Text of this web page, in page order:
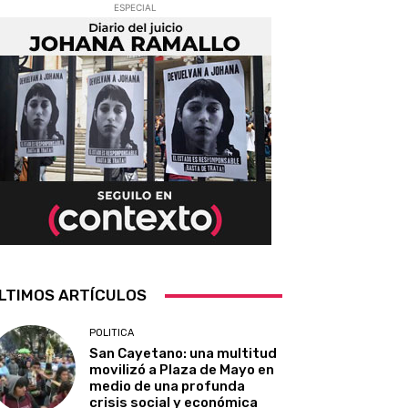
ESPECIAL
ARTÍCULOS
POLITICA
San Cayetano: una multitud
movilizó a Plaza de Mayo en
medio de una profunda
crisis social y económica